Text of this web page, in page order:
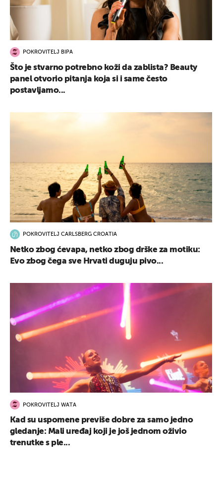
POKROVITELJ BIPA
Što je stvarno potrebno koži da zablista? Beauty
panel otvorio pitanja koja si i same često
postavljamo...
POKROVITELJ CARLSBERG CROATIA
Netko zbog ćevapa, netko zbog drške za motiku:
Evo zbog čega sve Hrvati duguju pivo...
POKROVITELJ WATA
Kad su uspomene previše dobre za samo jedno
gledanje: Mali uređaj koji je još jednom oživio
trenutke s ple...